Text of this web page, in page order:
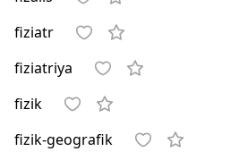
fiziatr
fiziatriya
fizik
fizik-geografik